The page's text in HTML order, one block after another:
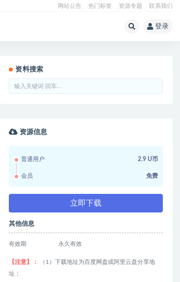
网站公告 热门标签 资源专题 联系我们
登录
资料搜索
资源信息
普通用户 2.9 U币
会员 免费
立即下载
其他信息
有效期 永久有效
【注意】：
（1）下载地址为百度网盘或阿里云盘分享地
址；